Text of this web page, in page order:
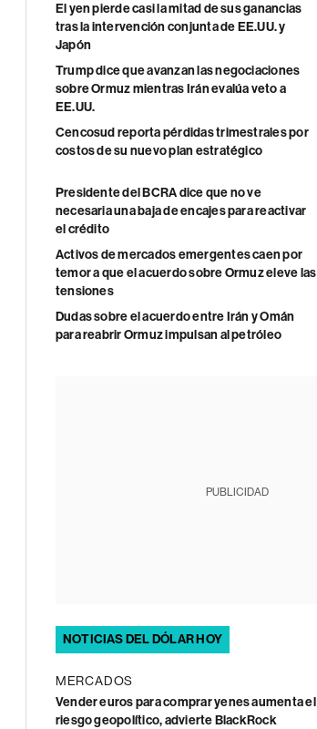
El yen pierde casi la mitad de sus ganancias
tras la intervención conjunta de EE.UU. y
Japón
Trump dice que avanzan las negociaciones
sobre Ormuz mientras Irán evalúa veto a
EE.UU.
Cencosud reporta pérdidas trimestrales por
costos de su nuevo plan estratégico
Presidente del BCRA dice que no ve
necesaria una baja de encajes para reactivar
el crédito
Activos de mercados emergentes caen por
temor a que el acuerdo sobre Ormuz eleve las
tensiones
Dudas sobre el acuerdo entre Irán y Omán
para reabrir Ormuz impulsan al petróleo
PUBLICIDAD
NOTICIAS DEL DÓLAR HOY
MERCADOS
Vender euros para comprar yenes aumenta el
riesgo geopolítico, advierte BlackRock